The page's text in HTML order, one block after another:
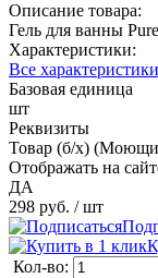
Описание товара:
Гель для ванны
Характеристики:
Все характеристики
Базовая единица
шт
Реквизиты
Товар (б/х)
Отображать на
ДА
298 руб. / шт
Кол-во: